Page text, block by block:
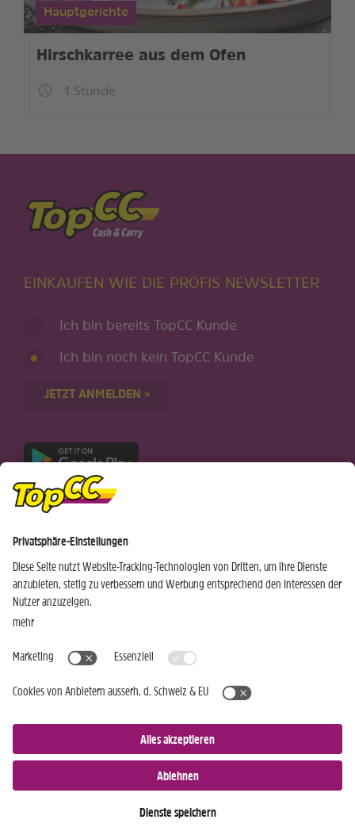
Hauptgerichte
Hirschkarree aus dem Ofen
1 Stunde
EINKAUFEN WIE DIE PROFIS NEWSLETTER
Ich bin bereits TopCC Kunde
Ich bin noch kein TopCC Kunde
JETZT ANMELDEN »
Nur für Android-Geräte
Wochen Hits
Standorte
Kundenbereich
Aktuelles
Rezeptwelt
Weinwelt
© 2026 TopCC AG Impressum Datenschutz
AGB
Kontakt Cookies